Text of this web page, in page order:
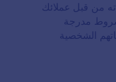
من قبل عملائك
مدرجة
الشخصية
هذا العقد